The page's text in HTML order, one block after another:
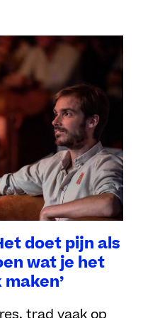
doet pijn als
wat je het